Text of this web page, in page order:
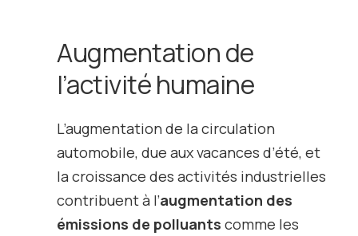
Augmentation de
l’activité humaine
L’augmentation de la circulation
automobile, due aux vacances d’été, et
la croissance des activités industrielles
contribuent à l’augmentation des
émissions de polluants comme les